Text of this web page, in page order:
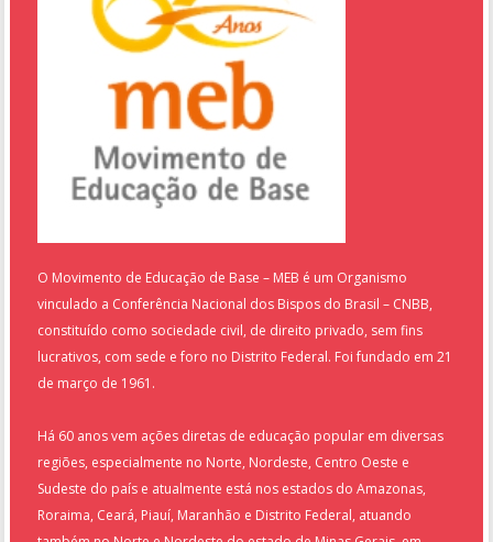
O Movimento de Educação de Base – MEB é um Organismo
vinculado a Conferência Nacional dos Bispos do Brasil – CNBB,
constituído como sociedade civil, de direito privado, sem fins
lucrativos, com sede e foro no Distrito Federal. Foi fundado em 21
de março de 1961.
Há 60 anos vem ações diretas de educação popular em diversas
regiões, especialmente no Norte, Nordeste, Centro Oeste e
Sudeste do país e atualmente está nos estados do Amazonas,
Roraima, Ceará, Piauí, Maranhão e Distrito Federal, atuando